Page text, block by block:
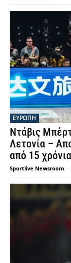
ΕΥΡΩΠΗ
Ντάβις
Λετονία –
από 15 χρόνια
Sportlive Newsroom -